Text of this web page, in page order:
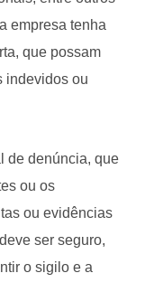
empresa tenha
que possam
indevidos ou
de denúncia, que
ou os
ou evidências
ser seguro,
o sigilo e a